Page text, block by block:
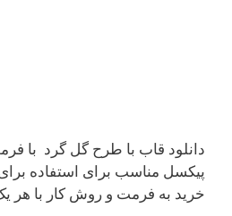
پیکسل مناسب برای استفاده
خرید به فرمت و روش کار با هر